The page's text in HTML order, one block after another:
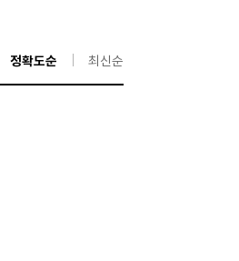
정확도순 최신순